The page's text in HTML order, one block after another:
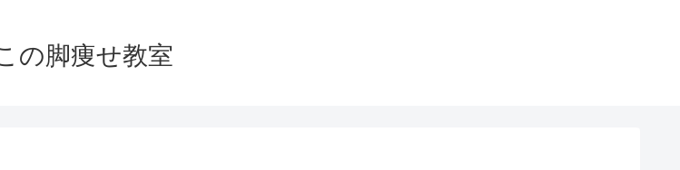
の脚痩せ教室